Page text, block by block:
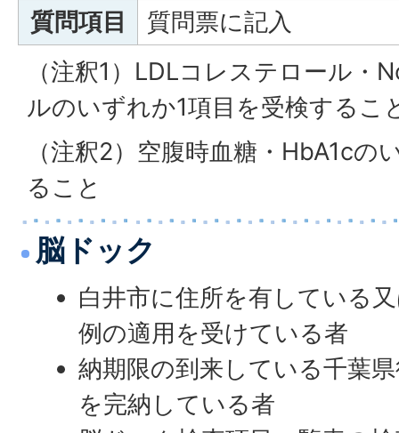
質問項目
質問票に記入
（注釈1）LDLコレステロール・
ルのいずれか1項目を受検するこ
（注釈2）空腹時血糖・HbA1cの
ること
脳ドック
白井市に住所を有している
例の適用を受けている者
納期限の到来している千葉
を完納している者